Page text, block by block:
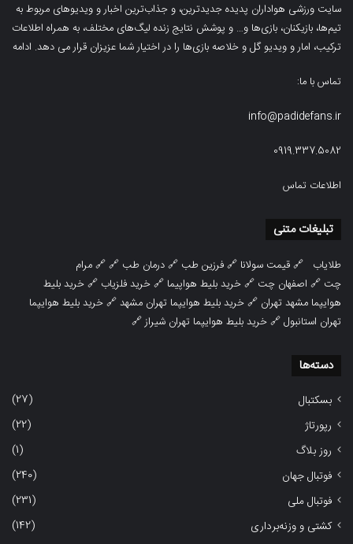
سایت ورزشی هواداران پدیده جدیدترین، و جذاب‌ترین اخبار و ویدیوهای مربوط به
تیم‌ها، بازیکنان، بازی‌ها و… و پوشش نتایج زنده لیگ‌های مختلف، به همراه اطلاعات
ترکیب، امار و ویدیو‌‌ گل‌ و خلاصه بازی‌ها را در اختیار شما عزیزان قرار می دهد. ادامه
تماس با ما:
info@padidefans.ir
0919.337.5082
اطلاعات تماس
تبلیغات متنی
طلایاب 🔗قیمت سولانا 🔗فرزین طب 🔗درمان طب 🔗 🔗مرام
چت 🔗 اصفهان چت 🔗خرید بلیط هواپیما 🔗خرید فلزیاب 🔗خرید بلیط
هوایپما مشهد تهران 🔗خرید بلیط هوایپما تهران مشهد🔗خرید بلیط هوایپما
تهران استانبول🔗خرید بلیط هوایپما تهران شیراز🔗
دسته‌ها
بسکتبال
(27)
رپورتاژ
(22)
روز بلاگ
(1)
فوتبال جهان
(240)
فوتبال ملی
(231)
کشتی و وزنه‌برداری
(142)